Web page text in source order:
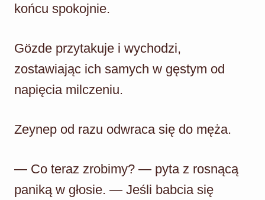
końcu spokojnie.
Gözde przytakuje i wychodzi,
zostawiając ich samych w gęstym od
napięcia milczeniu.
Zeynep od razu odwraca się do męża.
— Co teraz zrobimy? — pyta z rosnącą
paniką w głosie. — Jeśli babcia się